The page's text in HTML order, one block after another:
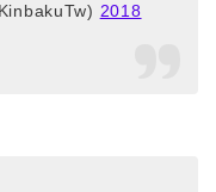
2018